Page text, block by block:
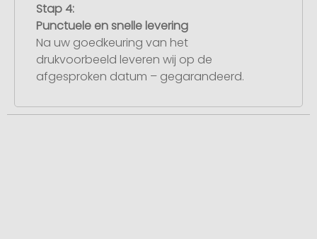
Stap 4:
Punctuele en snelle levering
Na uw goedkeuring van het
drukvoorbeeld leveren wij op de
afgesproken datum – gegarandeerd.